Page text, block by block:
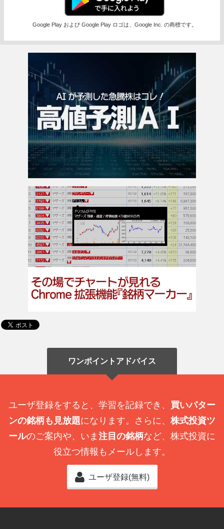
Google Play および Google Play ロゴは、Google Inc. の商標です。
ワンポイントアドバイス
ユーザ登録をすると、学習を記録でき、 買いパター
ンの銘柄も見放題になります。さらに、 株式投資ツ
ールのご案内や、いま 注目の銘柄など、株式投資に
役立つ情報もメールします。
ユーザ登録(無料)